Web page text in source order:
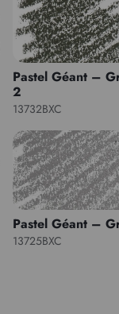
Pastel Géant –
2
13732BXC
Pastel Géant –
13725BXC